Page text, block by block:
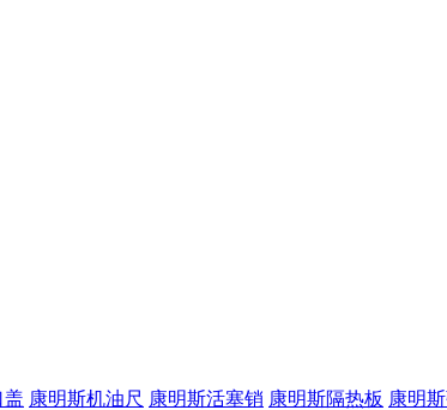
盖 康明斯机油尺 康明斯活塞销 康明斯隔热板 康明